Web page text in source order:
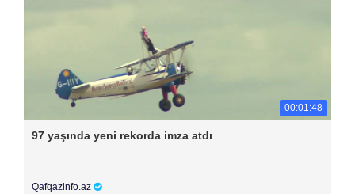
00:01:48
97 yaşında yeni rekorda imza atdı
Qafqazinfo.az